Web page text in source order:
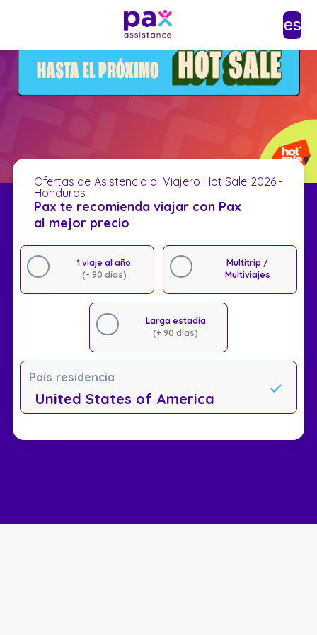
es
Ofertas de Asistencia al Viajero Hot Sale 2026 -
Honduras
Pax te recomienda viajar con Pax
al mejor precio
1 viaje al año
(- 90 días)
Multitrip /
Multiviajes
Larga estadía
(+ 90 días)
País residencia
United States of America